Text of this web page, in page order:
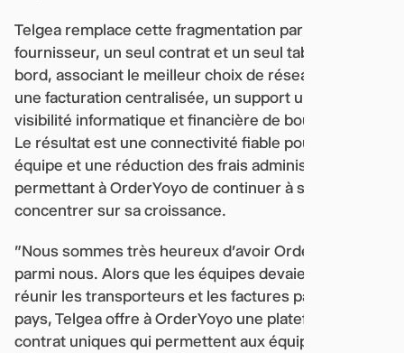
Telgea remplace cette fragmentation par un seul
fournisseur, un seul contrat et un seul tableau de
bord, associant le meilleur choix de réseau local à
une facturation centralisée, un support unifié et une
visibilité informatique et financière de bout en bout.
Le résultat est une connectivité fiable pour son
équipe et une réduction des frais administratifs,
permettant à OrderYoyo de continuer à se
concentrer sur sa croissance.
"Nous sommes très heureux d'avoir OrderYoyo
parmi nous. Alors que les équipes devaient autrefois
réunir les transporteurs et les factures pays par
pays, Telgea offre à OrderYoyo une plateforme et un
contrat uniques qui permettent aux équipes